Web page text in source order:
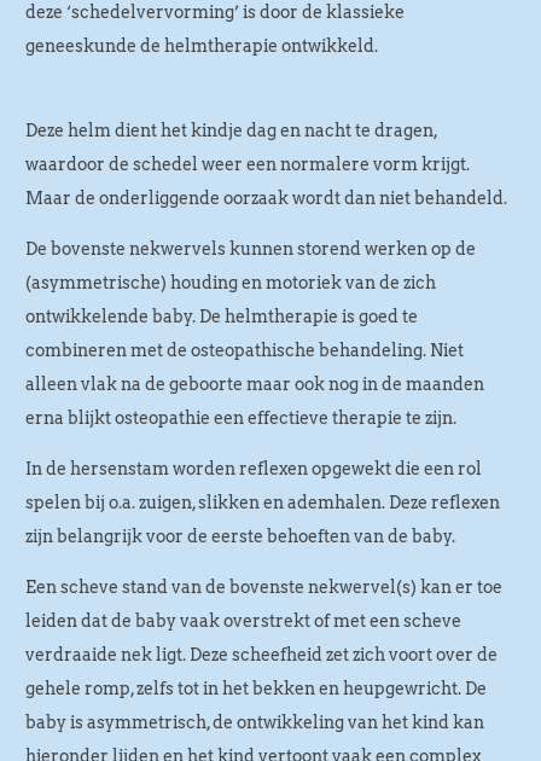
deze ‘schedelvervorming’ is door de klassieke
geneeskunde de helmtherapie ontwikkeld.
Deze helm dient het kindje dag en nacht te dragen,
waardoor de schedel weer een normalere vorm krijgt.
Maar de onderliggende oorzaak wordt dan niet behandeld.
De bovenste nekwervels kunnen storend werken op de
(asymmetrische) houding en motoriek van de zich
ontwikkelende baby. De helmtherapie is goed te
combineren met de osteopathische behandeling. Niet
alleen vlak na de geboorte maar ook nog in de maanden
erna blijkt osteopathie een effectieve therapie te zijn.
In de hersenstam worden reflexen opgewekt die een rol
spelen bij o.a. zuigen, slikken en ademhalen. Deze reflexen
zijn belangrijk voor de eerste behoeften van de baby.
Een scheve stand van de bovenste nekwervel(s) kan er toe
leiden dat de baby vaak overstrekt of met een scheve
verdraaide nek ligt. Deze scheefheid zet zich voort over de
gehele romp, zelfs tot in het bekken en heupgewricht. De
baby is asymmetrisch, de ontwikkeling van het kind kan
hieronder lijden en het kind vertoont vaak een complex